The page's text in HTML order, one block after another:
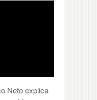
Neto explica